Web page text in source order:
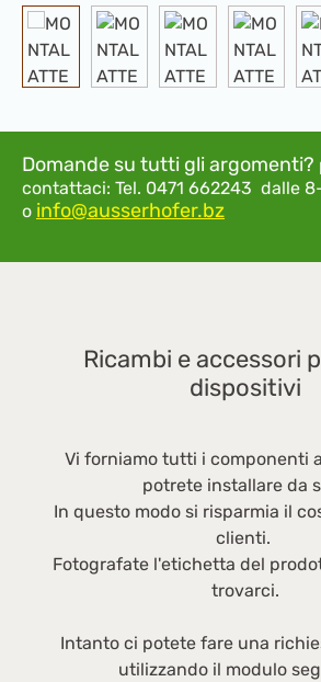
Domande su tutti gli argomenti?
contattaci: Tel. 0471 662243 dalle
o info@ausserhofer.bz
Ricambi e accessori
dispositivi
Vi forniamo tutti i componenti
potrete installare da
In questo modo si risparmia il
clienti.
Fotografate l'etichetta del
trovarci.
Intanto ci potete fare una
utilizzando il modulo